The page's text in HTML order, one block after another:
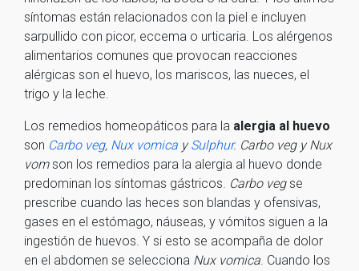
síntomas están relacionados con la piel e incluyen
sarpullido con picor, eccema o urticaria. Los alérgenos
alimentarios comunes que provocan reacciones
alérgicas son el huevo, los mariscos, las nueces, el
trigo y la leche.
Los remedios homeopáticos para la alergia al huevo
son Carbo veg, Nux vomica ySulphur. Carbo veg y Nux
vomson los remedios para la alergia al huevo donde
predominan los síntomas gástricos. Carbo vegse
prescribe cuando las heces son blandas y ofensivas,
gases en el estómago, náuseas, y vómitos siguen a la
ingestión de huevos. Y si esto se acompaña de dolor
en el abdomen se selecciona Nux vomica. Cuando los